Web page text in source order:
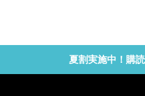
夏割実施中！購